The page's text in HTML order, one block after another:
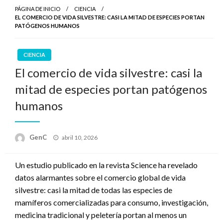
PÁGINA DE INICIO
CIENCIA
EL COMERCIO DE VIDA SILVESTRE: CASI LA MITAD DE ESPECIES PORTAN
PATÓGENOS HUMANOS
CIENCIA
El comercio de vida silvestre: casi la
mitad de especies portan patógenos
humanos
GenC
Publicado
abril 10, 2026
Un estudio publicado en la revista Science ha revelado
datos alarmantes sobre el comercio global de vida
silvestre: casi la mitad de todas las especies de
mamíferos comercializadas para consumo, investigación,
medicina tradicional y peletería portan al menos un